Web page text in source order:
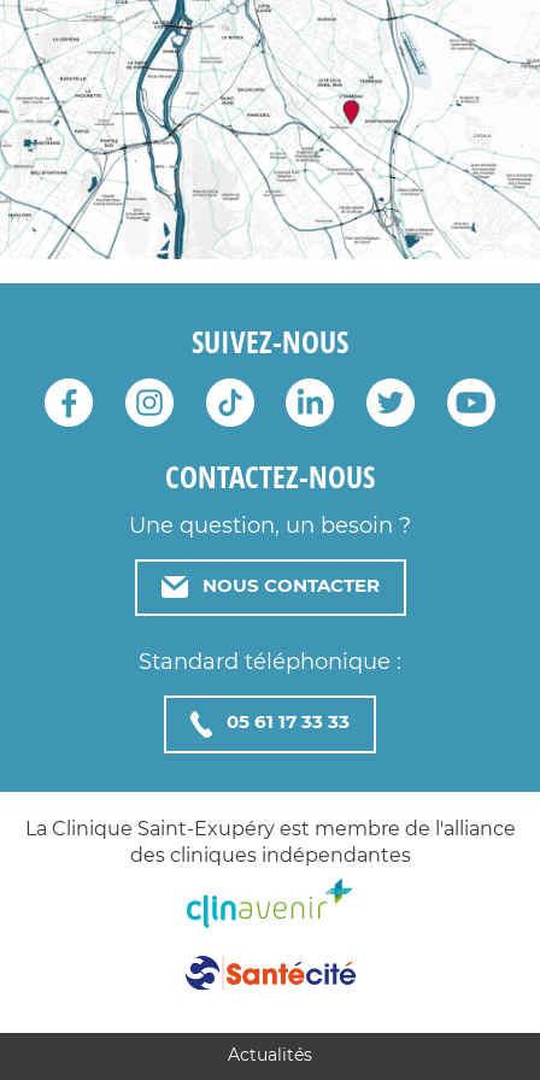
SUIVEZ-NOUS
CONTACTEZ-NOUS
Une question, un besoin ?
NOUS CONTACTER
Standard téléphonique :
05 61 17 33 33
La Clinique Saint-Exupéry est membre de l'alliance
des cliniques indépendantes
Actualités